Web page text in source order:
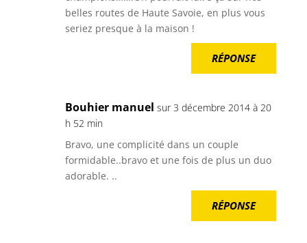
belles routes de Haute Savoie, en plus vous
seriez presque à la maison !
RÉPONSE
Bouhier manuel sur 3 décembre 2014 à 20
h 52 min
Bravo, une complicité dans un couple
formidable..bravo et une fois de plus un duo
adorable. ..
RÉPONSE